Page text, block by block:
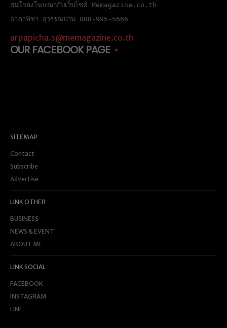
สนใจลงโฆษณากับเว็บไซต์ Memagazine.co.th
อาภาพิชา สุวรรณปาน 088-995-5666
arpapicha.s@memagazine.co.th
OUR FACEBOOK PAGE
SITEMAP
Contact
Subscribe
Advertise
LINK OTHER
BUSINESS
NEWS & EVENT
ABOUT ME
LINK SOCIAL
FACEBOOK
INSTAGRAM
LINE